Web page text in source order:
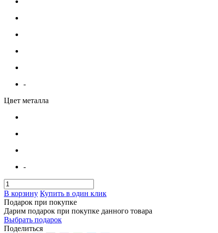
-
Цвет металла
-
В корзину Купить в один клик
Подарок при покупке
Дарим подарок при покупке данного товара
Выбрать подарок
Поделиться